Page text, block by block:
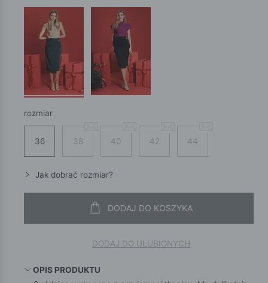
rozmiar
36 38 40 42 44
Jak dobrać rozmiar?
DODAJ DO KOSZYKA
DODAJ DO ULUBIONYCH
OPIS PRODUKTU